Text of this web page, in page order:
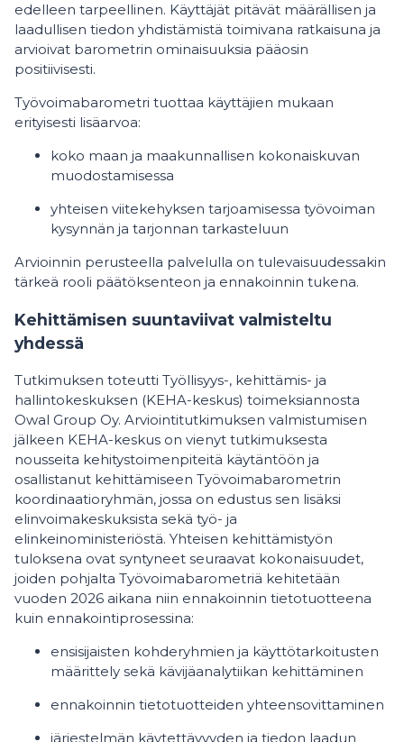
edelleen tarpeellinen. Käyttäjät pitävät määrällisen ja
laadullisen tiedon yhdistämistä toimivana ratkaisuna ja
arvioivat barometrin ominaisuuksia pääosin
positiivisesti.
Työvoimabarometri tuottaa käyttäjien mukaan
erityisesti lisäarvoa:
koko maan ja maakunnallisen kokonaiskuvan
muodostamisessa
yhteisen viitekehyksen tarjoamisessa työvoiman
kysynnän ja tarjonnan tarkasteluun
Arvioinnin perusteella palvelulla on tulevaisuudessakin
tärkeä rooli päätöksenteon ja ennakoinnin tukena.
Kehittämisen suuntaviivat valmisteltu
yhdessä
Tutkimuksen toteutti Työllisyys-, kehittämis- ja
hallintokeskuksen (KEHA-keskus) toimeksiannosta
Owal Group Oy. Arviointitutkimuksen valmistumisen
jälkeen KEHA-keskus on vienyt tutkimuksesta
nousseita kehitystoimenpiteitä käytäntöön ja
osallistanut kehittämiseen Työvoimabarometrin
koordinaatioryhmän, jossa on edustus sen lisäksi
elinvoimakeskuksista sekä työ- ja
elinkeinoministeriöstä. Yhteisen kehittämistyön
tuloksena ovat syntyneet seuraavat kokonaisuudet,
joiden pohjalta Työvoimabarometriä kehitetään
vuoden 2026 aikana niin ennakoinnin tietotuotteena
kuin ennakointiprosessina:
ensisijaisten kohderyhmien ja käyttötarkoitusten
määrittely sekä kävijäanalytiikan kehittäminen
ennakoinnin tietotuotteiden yhteensovittaminen
järjestelmän käytettävyyden ja tiedon laadun